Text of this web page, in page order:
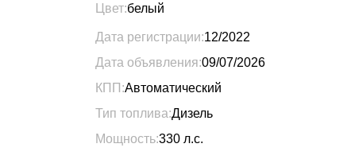
Цвет:белый
Дата регистрации:12/2022
Дата объявления:09/07/2026
КПП:Автоматический
Тип топлива:Дизель
Мощность:330 л.с.